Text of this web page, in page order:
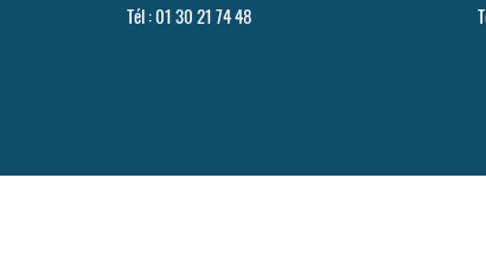
Tél :01 30 21 74 48